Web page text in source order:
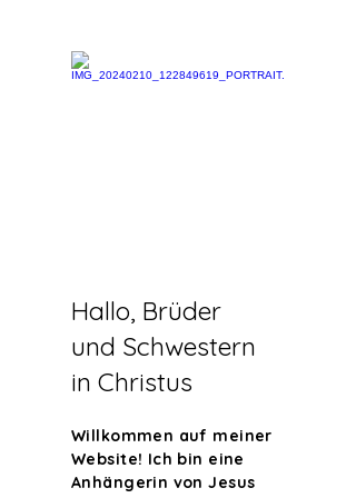
Hallo, Brüder
und Schwestern
in Christus
Willkommen auf meiner
Website! Ich bin eine
Anhängerin von Jesus